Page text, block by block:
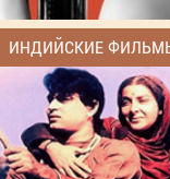
ИНДИЙСКИЕ